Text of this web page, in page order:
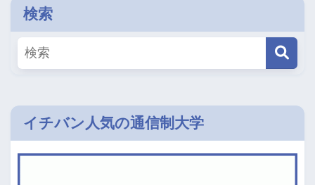
検索
イチバン人気の通信制大学